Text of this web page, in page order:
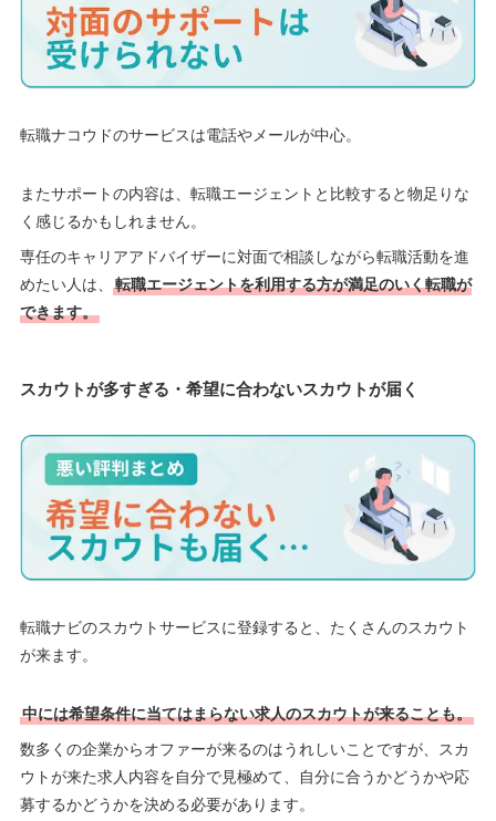
転職ナコウドのサービスは電話やメールが中心。
またサポートの内容は、転職エージェントと比較すると物足りな
く感じるかもしれません。
専任のキャリアアドバイザーに対面で相談しながら転職活動を進
めたい人は、
転職エージェントを利用する方が満足のいく転職が
できます。
スカウトが多すぎる・希望に合わないスカウトが届く
転職ナビのスカウトサービスに登録すると、たくさんのスカウト
が来ます。
中には希望条件に当てはまらない求人のスカウトが来ることも。
数多くの企業からオファーが来るのはうれしいことですが、スカ
ウトが来た求人内容を自分で見極めて、自分に合うかどうかや応
募するかどうかを決める必要があります。